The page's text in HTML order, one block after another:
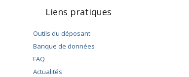
Liens pratiques
Outils du déposant
Banque de données
FAQ
Actualités